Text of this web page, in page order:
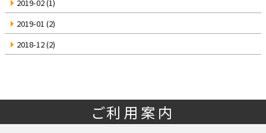
2019-02(1)
2019-01 (2)
2018-12(2)
ご利用案内